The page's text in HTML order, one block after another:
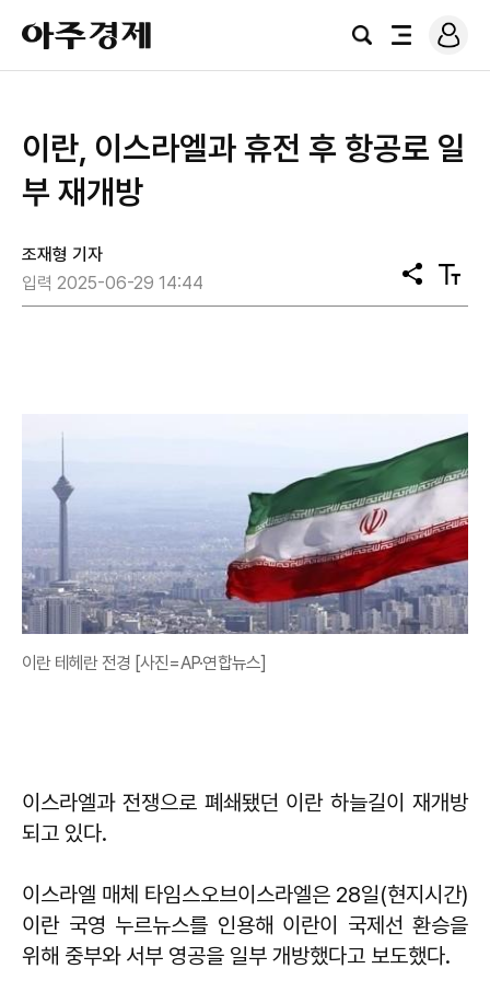
아
주
경
검
전
로
그
이란, 이스라엘과 휴전 후 항공로 일
부 재개방
조재형 기자
입력 2025-06-29 14:44
공
유
텍
스
이란 테헤란 전경 [사진=AP·연합뉴스]
이스라엘과 전쟁으로 폐쇄됐던 이란 하늘길이 재개방
되고 있다.
이스라엘 매체 타임스오브이스라엘은 28일(현지시간)
이란 국영 누르뉴스를 인용해 이란이 국제선 환승을
위해 중부와 서부 영공을 일부 개방했다고 보도했다.